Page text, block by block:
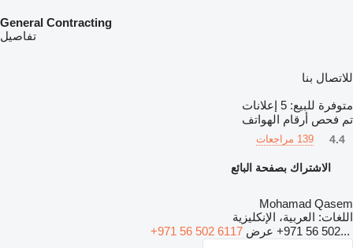
General Contracting
تفاصيل
للاتصال بنا
متوفرة للبيع: 5 إعلانات
تم فحص أرقام الهواتف
4.4 139 مراجعات
الاشتراك بصفحة البائع
Mohamad Qasem
اللغات: العربية، الإنكليزية
+971 56 502... عرض +971 56 502 6117